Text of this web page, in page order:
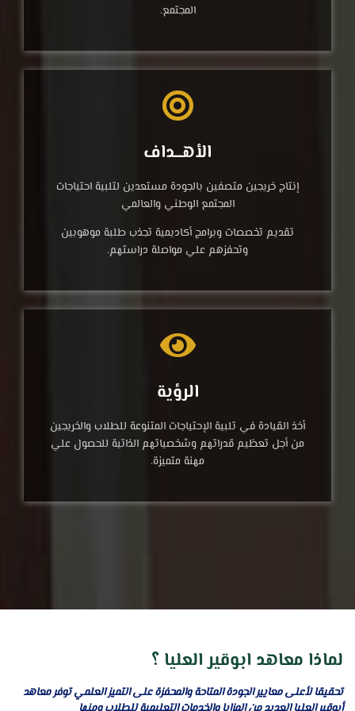
المجتمع.
الأهـــداف
إنتاج خريجين متصفين ‏بالجودة مستعدين لتلبية ‏احتياجات
المجتمع الوطني ‏والعالمي
تقديم تخصصات وبرامج ‏أكاديمية تجذب طلبة موهوبين
‏وتحفزهم علي مواصلة ‏دراستهم.
الرؤية
أخذ القيادة في تلبية الإحتياجات المتنوعة للطلاب والخريجين
من أجل تعظيم قدراتهم وشخصياتهم الذاتية للحصول علي
مهنة متميزة.
لماذا معاهد ابوقير العليا ؟
تحقيقا لأعلى معايير الجودة المتاحة والمحفزة على التميز العلمي توفر معاهد